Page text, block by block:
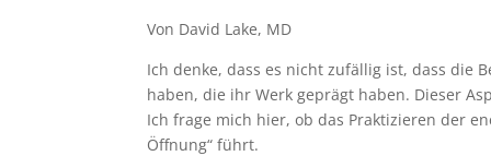
Von David Lake, MD
Ich denke, dass es nicht zufällig ist, dass die
haben, die ihr Werk geprägt haben. Dieser
Ich frage mich hier, ob das Praktizieren der
Öffnung“ führt.